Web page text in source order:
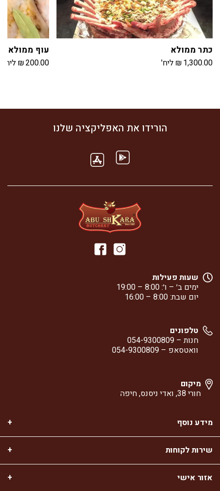
כתר ממולא
₪ 1,300.00 ליח'
עוף ממולא
₪200.00 ליח'
הורידו את האפליקציה שלנו
שעות פעילות
ימים ב׳ – ו׳: 8:00 – 19:00
יום שבת: 8:00 – 16:00
טלפונים
חנות – 054-9300809
וואטסאפ – 054-9300809
מיקום
חורי 38, ואדי ניסנס, חיפה
מידע נוסף
שירות לקוחות
אזור אישי